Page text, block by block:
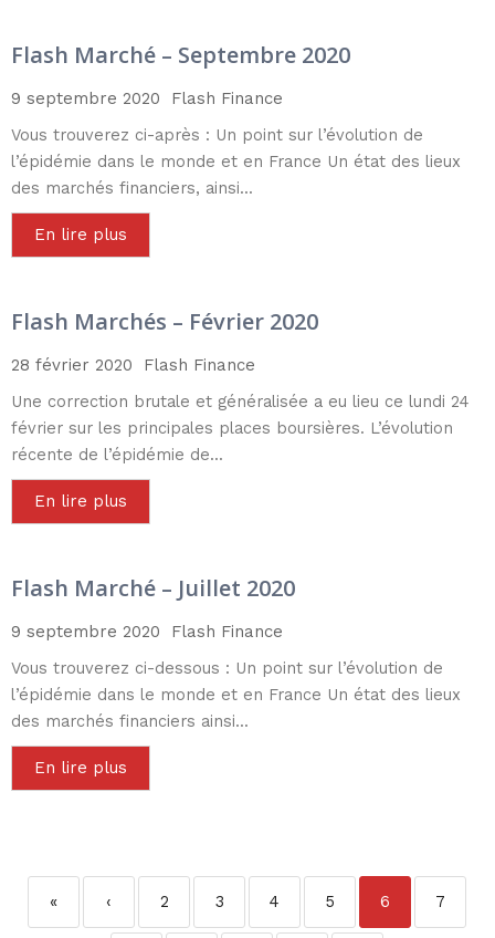
Flash Marché – Septembre 2020
9 septembre 2020
Flash Finance
Vous trouverez ci-après : Un point sur l’évolution de
l’épidémie dans le monde et en France Un état des lieux
des marchés financiers, ainsi...
En lire plus
Flash Marchés – Février 2020
28 février 2020
Flash Finance
Une correction brutale et généralisée a eu lieu ce lundi 24
février sur les principales places boursières. L’évolution
récente de l’épidémie de...
En lire plus
Flash Marché – Juillet 2020
9 septembre 2020
Flash Finance
Vous trouverez ci-dessous : Un point sur l’évolution de
l’épidémie dans le monde et en France Un état des lieux
des marchés financiers ainsi...
En lire plus
« ‹ 2 3 4 5 6 7